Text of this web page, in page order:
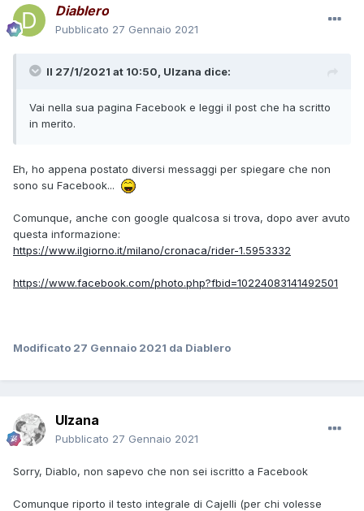
Diablero
Pubblicato 27 Gennaio 2021
Il 27/1/2021 at 10:50, Ulzana dice:
Vai nella sua pagina Facebook e leggi il post che ha scritto
in merito.
Eh, ho appena postato diversi messaggi per spiegare che non
sono su Facebook...
Comunque, anche con google qualcosa si trova, dopo aver avuto
questa informazione:
https://www.ilgiorno.it/milano/cronaca/rider-1.5953332
https://www.facebook.com/photo.php?fbid=10224083141492501
Modificato 27 Gennaio 2021 da Diablero
Ulzana
Pubblicato 27 Gennaio 2021
Sorry, Diablo, non sapevo che non sei iscritto a Facebook
Comunque riporto il testo integrale di Cajelli (per chi volesse